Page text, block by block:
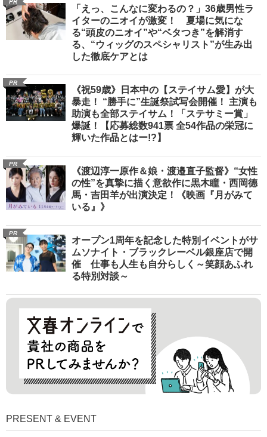
「えっ、こんなに変わるの？」36歳男性ラ
イターのニオイが激変！ 夏場に気にな
る“頭皮のニオイ”や“ベタつき”を解消す
る、“ウィッグのスペシャリスト”が生み出
した徹底ケアとは
PR
《祝59歳》日本中の【ステイサム愛】が大
暴走！ “勝手に”生誕祭試写会開催！ 主演も
助演も全部ステイサム！「ステサミー賞」
爆誕！【応募総数941票 全54作品の栄冠に
輝いた作品とはー!?】
PR
《渡辺淳一原作＆娘・渡邉直子監督》“女性
の性”を真摯に描く意欲作に黒木瞳・西岡德
馬・吉田羊が出演決定！《映画『月がみて
いる』》
PR
オープン1周年を記念した特別イベントがサ
ムソナイト・ブラックレーベル銀座店で開
催 仕事も人生も自分らしく～笑顔あふれ
る特別対談～
PRESENT & EVENT